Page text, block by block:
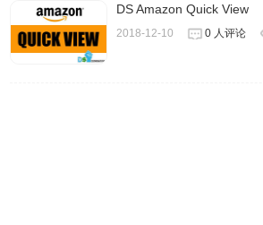
DS Amazon Quick View
2018-12-10 0 人评论